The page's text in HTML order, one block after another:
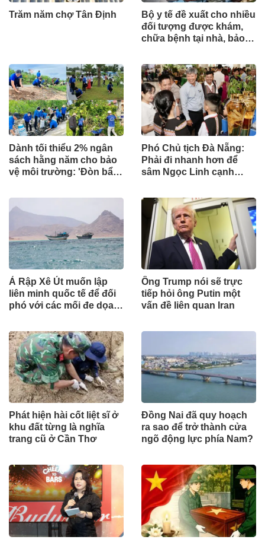
Trăm năm chợ Tân Định
Bộ y tế đề xuất cho nhiều
đối tượng được khám,
chữa bệnh tại nhà, bảo
Dành tối thiểu 2% ngân
sách hằng năm cho bảo
vệ môi trường: 'Đòn bẩy'
ngoặt quản trị hiện đại
Phó Chủ tịch Đà Nẵng:
Phải đi nhanh hơn để
sâm Ngọc Linh cạnh
Ả Rập Xê Út muốn lập
liên minh quốc tế để đối
phó với các mối đe dọa
Ông Trump nói sẽ trực
tiếp hỏi ông Putin một
vấn đề liên quan Iran
Phát hiện hài cốt liệt sĩ ở
khu đất từng là nghĩa
trang cũ ở Cần Thơ
Đồng Nai đã quy hoạch
ra sao để trở thành cửa
ngõ động lực phía Nam?